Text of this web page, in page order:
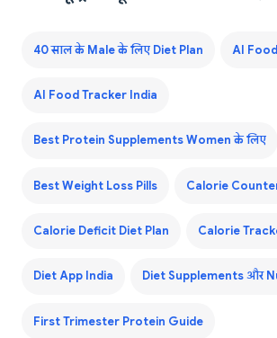
40 साल के Male के लिए Diet Plan AI
AI Food Tracker India
Best Protein Supplements Women के लिए
Best Weight Loss Pills Calorie
Calorie Deficit Diet Plan Calorie
Diet App India Diet Supplements और
First Trimester Protein Guide